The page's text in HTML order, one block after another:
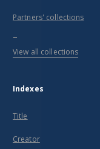
Partners' collections
...
View all collections
Indexes
Title
Creator